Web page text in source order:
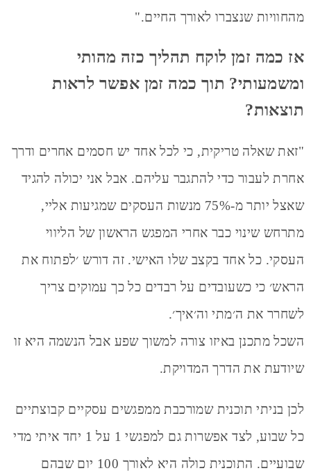
מהחוויות שנצברו לאורך החיים."
אז כמה זמן לוקח תהליך כזה מהותי
ומשמעותי? תוך כמה זמן אפשר לראות
תוצאות?
"זאת שאלה טריקית, כי לכל אחד יש חסמים אחרים ודרך
אחרת לעבור כדי להתגבר עליהם. אבל אני יכולה להגיד
שאצל יותר מ-75% מנשות העסקים שמגיעות אליי,
מתרחש שינוי כבר אחרי המפגש הראשון של הליווי
העסקי. כל אחד בקצב שלו האישי. זה דורש ׳לפתוח את
הראש׳ כי כשעובדים על רבדים כל כך עמוקים צריך
לשחרר את ה׳מתי וה׳איך׳.
השכל מתכנן באיזו צורה למשוך שפע אבל הנשמה היא זו
שיודעת את הדרך המדויקת.
לכן בניתי תוכנית שמורכבת ממפגשים עסקיים קבוצתיים
כל שבוע, לצד אפשרות גם למפגשי 1 על 1 יחד איתי מדי
שבועיים. התוכנית כולה היא לאורך 100 יום שבהם